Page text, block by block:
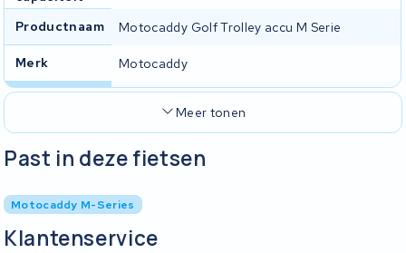
Productnaam Motocaddy Golf Trolley accu M Serie
Merk Motocaddy
Meer tonen
Past in deze fietsen
Motocaddy M-Series
Klantenservice